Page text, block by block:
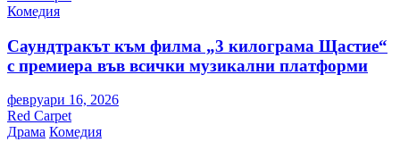
Комедия
Саундтракът към филма „3 килограма Щастие“
с премиера във всички музикални платформи
февруари 16, 2026
Red Carpet
Драма Комедия